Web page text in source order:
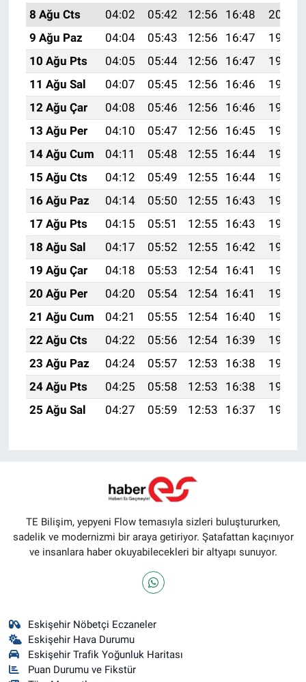
8 Ağu Cts
04:02 05:42 12:56 16:48
20:01
9 Ağu Paz
04:04 05:43 12:56 16:47
19:59
10 Ağu Pts
04:05 05:44 12:56 16:47
19:58
11 Ağu Sal
04:07 05:45 12:56 16:46
19:57
12 Ağu Çar
04:08 05:46 12:56 16:46
19:56
13 Ağu Per
04:10 05:47 12:56 16:45
19:54
14 Ağu Cum
04:11 05:48 12:55 16:44
19:53
15 Ağu Cts
04:12 05:49 12:55 16:44
19:52
16 Ağu Paz
04:14 05:50 12:55 16:43
19:50
17 Ağu Pts
04:15 05:51 12:55 16:43
19:49
18 Ağu Sal
04:17 05:52 12:55 16:42
19:47
19 Ağu Çar
04:18 05:53 12:54 16:41
19:46
20 Ağu Per
04:20 05:54 12:54 16:41
19:44
21 Ağu Cum
04:21 05:55 12:54 16:40
19:43
22 Ağu Cts
04:22 05:56 12:54 16:39
19:42
23 Ağu Paz
04:24 05:57 12:53 16:38
19:40
24 Ağu Pts
04:25 05:58 12:53 16:38
19:39
25 Ağu Sal
04:27 05:59 12:53 16:37 19:37
TE Bilişim, yepyeni Flow temasıyla sizleri buluştururken,
sadelik ve modernizmi bir araya getiriyor. Şatafattan kaçınıyor
ve insanlara haber okuyabilecekleri bir altyapı sunuyor.
Eskişehir Nöbetçi Eczaneler
Eskişehir Hava Durumu
Eskişehir Trafik Yoğunluk Haritası
Puan Durumu ve Fikstür